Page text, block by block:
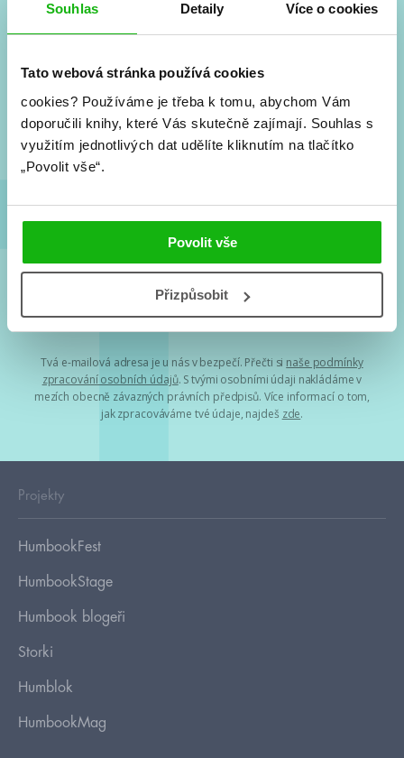
Souhlas Detaily Více o cookies
Tato webová stránka používá cookies
cookies? Používáme je třeba k tomu, abychom Vám
doporučili knihy, které Vás skutečně zajímají. Souhlas s
využitím jednotlivých dat udělíte kliknutím na tlačítko
„Povolit vše“.
Povolit vše
Přizpůsobit
#HumbookNews
Vše kolem #youngadult každý měsíc rovnou do mailu!
a seriálové adaptace a další.
podmínkami zpracování osobních údajů
Tvá e-mailová adresa je u nás v bezpečí. Přečti si naše podmínky
zpracování osobních údajů. S tvými osobními údaji nakládáme v
mezích obecně závazných právních předpisů. Více informací o tom,
jak zpracováváme tvé údaje, najdeš zde.
Projekty
HumbookFest
HumbookStage
Humbook blogeři
Storki
Humblok
HumbookMag